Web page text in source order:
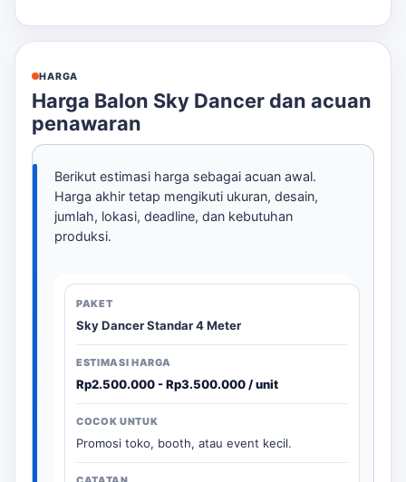
HARGA
Harga Balon Sky Dancer dan acuan
penawaran
Berikut estimasi harga sebagai acuan awal.
Harga akhir tetap mengikuti ukuran, desain,
jumlah, lokasi, deadline, dan kebutuhan
produksi.
Sky Dancer Standar 4 Meter
Rp2.500.000 - Rp3.500.000 / unit
Promosi toko, booth, atau event kecil.